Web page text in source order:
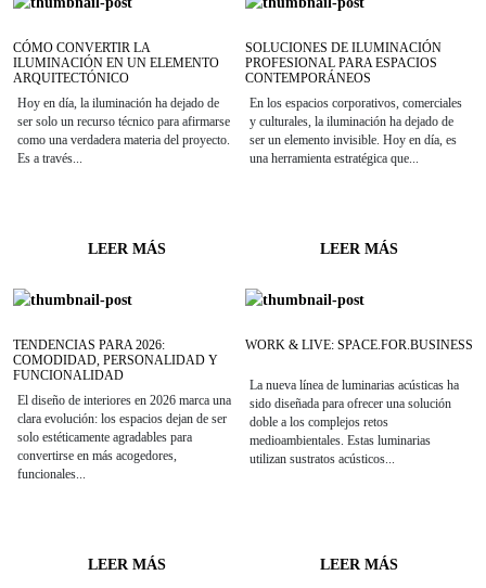
CÓMO CONVERTIR LA
ILUMINACIÓN EN UN ELEMENTO
ARQUITECTÓNICO
Hoy en día, la iluminación ha dejado de
ser solo un recurso técnico para afirmarse
como una verdadera materia del proyecto.
Es a través...
LEER MÁS
SOLUCIONES DE ILUMINACIÓN
PROFESIONAL PARA ESPACIOS
CONTEMPORÁNEOS
En los espacios corporativos, comerciales
y culturales, la iluminación ha dejado de
ser un elemento invisible. Hoy en día, es
una herramienta estratégica que...
LEER MÁS
TENDENCIAS PARA 2026:
COMODIDAD, PERSONALIDAD Y
FUNCIONALIDAD
El diseño de interiores en 2026 marca una
clara evolución: los espacios dejan de ser
solo estéticamente agradables para
convertirse en más acogedores,
funcionales...
LEER MÁS
WORK & LIVE: SPACE.FOR.BUSINESS
La nueva línea de luminarias acústicas ha
sido diseñada para ofrecer una solución
doble a los complejos retos
medioambientales. Estas luminarias
utilizan sustratos acústicos...
LEER MÁS